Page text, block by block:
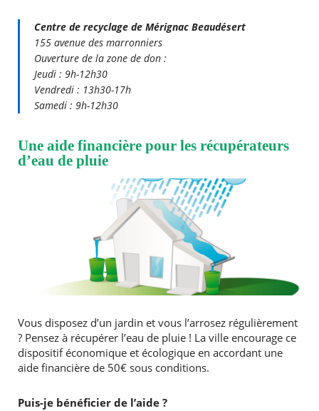
Centre de recyclage de Mérignac Beaudésert
155 avenue des marronniers
Ouverture de la zone de don :
Jeudi : 9h-12h30
Vendredi : 13h30-17h
Samedi : 9h-12h30
Une aide financière pour les récupérateurs
d’eau de pluie
Vous disposez d’un jardin et vous l’arrosez régulièrement
? Pensez à récupérer l’eau de pluie ! La ville encourage ce
dispositif économique et écologique en accordant une
aide financière de 50€ sous conditions.
Puis-je bénéficier de l’aide ?